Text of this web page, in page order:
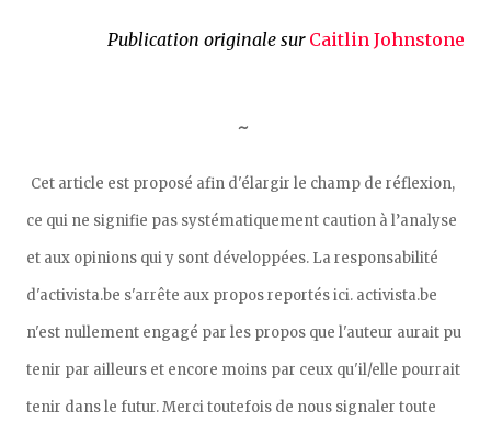
Publication originale sur Caitlin Johnstone
~
Cet article est proposé afin d'élargir le champ de réflexion,
ce qui ne signifie pas systématiquement caution à l’analyse
et aux opinions qui y sont développées. La responsabilité
d'activista.be s'arrête aux propos reportés ici. activista.be
n'est nullement engagé par les propos que l'auteur aurait pu
tenir par ailleurs et encore moins par ceux qu'il/elle pourrait
tenir dans le futur. Merci toutefois de nous signaler toute